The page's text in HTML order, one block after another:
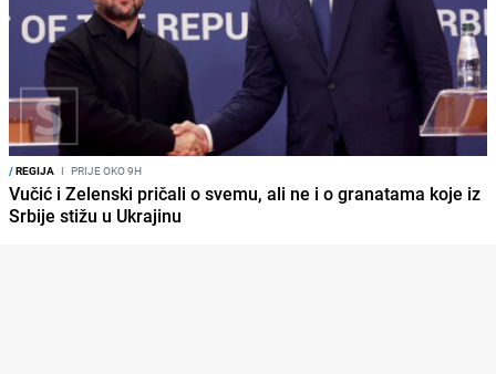
/REGIJA I PRIJE OKO 9H
Vučić i Zelenski pričali o svemu, ali ne i o granatama koje iz
Srbije stižu u Ukrajinu